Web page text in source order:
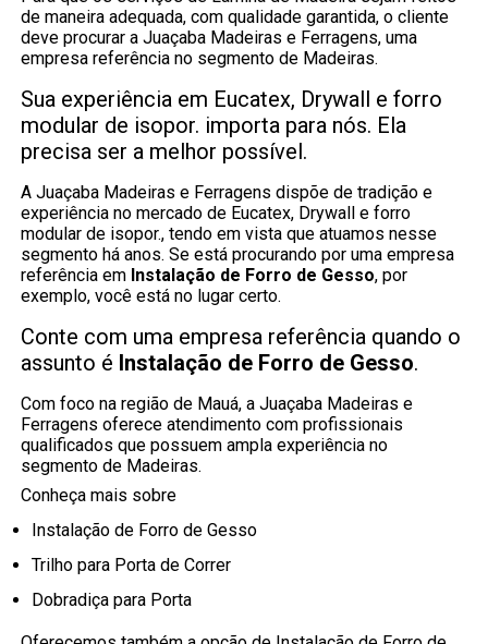
de maneira adequada, com qualidade garantida, o cliente
deve procurar a Juaçaba Madeiras e Ferragens, uma
empresa referência no segmento de Madeiras.
Sua experiência em Eucatex, Drywall e forro
modular de isopor. importa para nós. Ela
precisa ser a melhor possível.
A Juaçaba Madeiras e Ferragens dispõe de tradição e
experiência no mercado de Eucatex, Drywall e forro
modular de isopor., tendo em vista que atuamos nesse
segmento há anos. Se está procurando por uma empresa
referência em Instalação de Forro de Gesso, por
exemplo, você está no lugar certo.
Conte com uma empresa referência quando o
assunto é Instalação de Forro de Gesso.
Com foco na região de Mauá, a Juaçaba Madeiras e
Ferragens oferece atendimento com profissionais
qualificados que possuem ampla experiência no
segmento de Madeiras.
Conheça mais sobre
Instalação de Forro de Gesso
Trilho para Porta de Correr
Dobradiça para Porta